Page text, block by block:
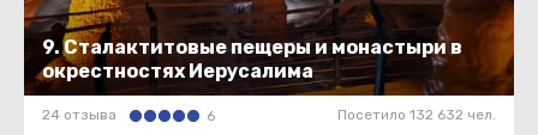
9. Сталактитовые пещеры и монастыри в
окрестностях Иерусалима
24 отзыва 6 Посетило 132 632 чел.